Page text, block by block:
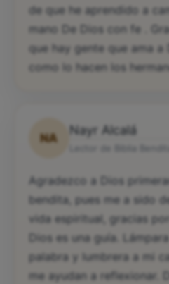
de que he aprendido a
mano De Dios con fe .
que hay gente que ama
como lo hacen los
NA
Nayr Alcalá
Agradezco a Dios
bendita, pues me a sido
vida espiritual, gracias
Dios es una guía.
palabra y lumbrera a mi
me ayudan a reflexionar.